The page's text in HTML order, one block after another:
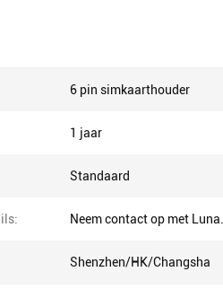
6 pin simkaarthouder
1 jaar
Standaard
Neem contact op met Luna.
Shenzhen/HK/Changsha